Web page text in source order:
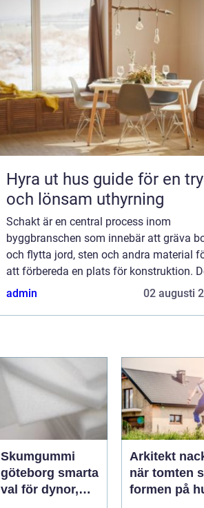
Hyra ut hus guide för en trygg
och lönsam uthyrning
Schakt är en central process inom
byggbranschen som innebär att gräva
och flytta jord, sten och andra material
att förbereda en plats för konstruktion.
är en kritisk fas som säkerställer att g...
admin 02 augusti
Skumgummi
göteborg smarta
val för dynor,
Arkitekt
när tomten
formen på